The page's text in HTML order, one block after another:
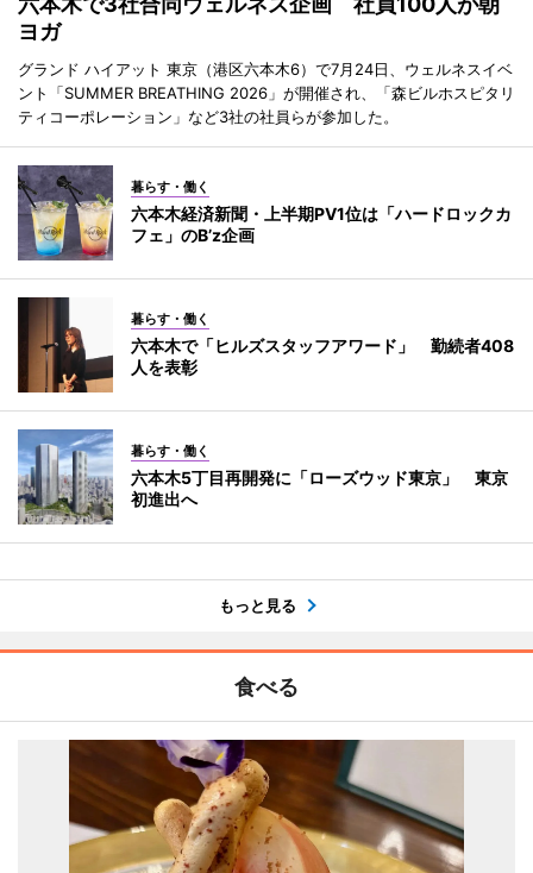
ヨガ
グランド ハイアット 東京（港区六本木6）で7月24日、ウェルネスイベ
ント「SUMMER BREATHING 2026」が開催され、「森ビルホスピタリ
ティコーポレーション」など3社の社員らが参加した。
暮らす・働く
六本木経済新聞・上半期PV1位は「ハードロックカ
フェ」のB’z企画
暮らす・働く
六本木で「ヒルズスタッフアワード」 勤続者408
人を表彰
暮らす・働く
六本木5丁目再開発に「ローズウッド東京」 東京
初進出へ
もっと見る
食べる